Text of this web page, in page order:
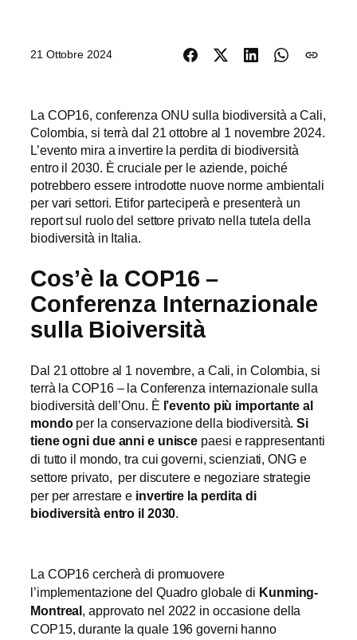
21 Ottobre 2024
La COP16, conferenza ONU sulla biodiversità a Cali,
Colombia, si terrà dal 21 ottobre al 1 novembre 2024.
L’evento mira a invertire la perdita di biodiversità
entro il 2030. È cruciale per le aziende, poiché
potrebbero essere introdotte nuove norme ambientali
per vari settori. Etifor parteciperà e presenterà un
report sul ruolo del settore privato nella tutela della
biodiversità in Italia.
Cos’è la COP16 –
Conferenza Internazionale
sulla Bioiversità
Dal 21 ottobre al 1 novembre, a Cali, in Colombia, si
terrà la COP16 – la Conferenza internazionale sulla
biodiversità dell’Onu. È l’evento più importante al
mondoper la conservazione della biodiversità.Si
tiene ogni due anni e unisce paesi erappresentanti
di tutto il mondo, tra cui governi, scienziati, ONG e
settore privato, per discutere e negoziare strategie
per per arrestare e invertire la perdita di
biodiversità entro il 2030
La COP16 cercherà di promuovere
l’implementazione del Quadro globale di Kunming-
Montreal , approvato nel 2022 in occasione della
COP15, durante la quale196 governi hanno